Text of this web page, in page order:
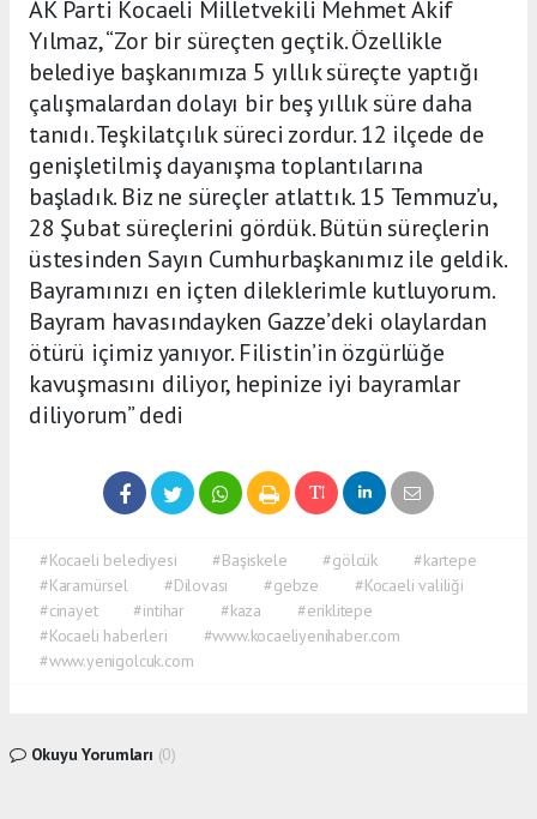
AK Parti Kocaeli Milletvekili Mehmet Akif
Yılmaz, “Zor bir süreçten geçtik. Özellikle
belediye başkanımıza 5 yıllık süreçte yaptığı
çalışmalardan dolayı bir beş yıllık süre daha
tanıdı. Teşkilatçılık süreci zordur. 12 ilçede de
genişletilmiş dayanışma toplantılarına
başladık. Biz ne süreçler atlattık. 15 Temmuz’u,
28 Şubat süreçlerini gördük. Bütün süreçlerin
üstesinden Sayın Cumhurbaşkanımız ile geldik.
Bayramınızı en içten dileklerimle kutluyorum.
Bayram havasındayken Gazze’deki olaylardan
ötürü içimiz yanıyor. Filistin’in özgürlüğe
kavuşmasını diliyor, hepinize iyi bayramlar
diliyorum” dedi
#Kocaeli belediyesi #Başiskele #gölcük
#kartepe
#Karamürsel
#Dilovası #gebze
#Kocaeli valiliği
#cinayet
#intihar #kaza
#eriklitepe
#Kocaeli haberleri
#www.kocaeliyenihaber.com
#www.yenigolcuk.com
Okuyu Yorumları (0)